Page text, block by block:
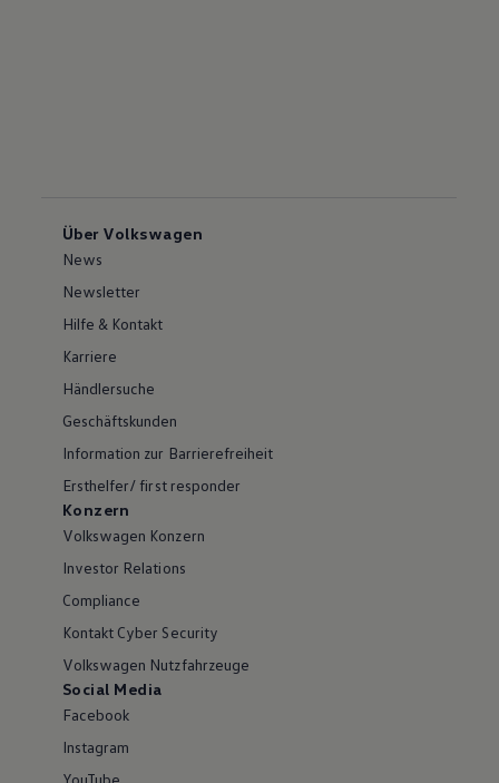
Über Volkswagen
News
Newsletter
Hilfe & Kontakt
Karriere
Händlersuche
Geschäftskunden
Information zur Barrierefreiheit
Ersthelfer/ first responder
Konzern
Volkswagen Konzern
Investor Relations
Compliance
Kontakt Cyber Security
Volkswagen Nutzfahrzeuge
Social Media
Facebook
Instagram
YouTube